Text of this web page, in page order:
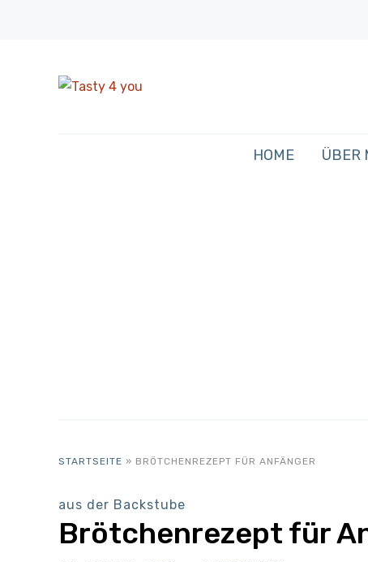
HOME ÜBER
STARTSEITE » BRÖTCHENREZEPT FÜR ANFÄNGER
aus der Backstube
Brötchenrezept für